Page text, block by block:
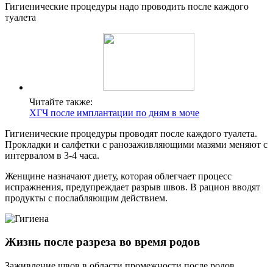
Гигиенические процедуры надо проводить после каждого
туалета
Читайте также:
ХГЧ после имплантации по дням в моче
Гигиенические процедуры проводят после каждого туалета.
Прокладки и салфетки с ранозаживляющими мазями меняют с
интервалом в 3-4 часа.
Женщине назначают диету, которая облегчает процесс
испражнения, предупреждает разрыв швов. В рацион вводят
продукты с послабляющим действием.
Жизнь после разреза во время родов